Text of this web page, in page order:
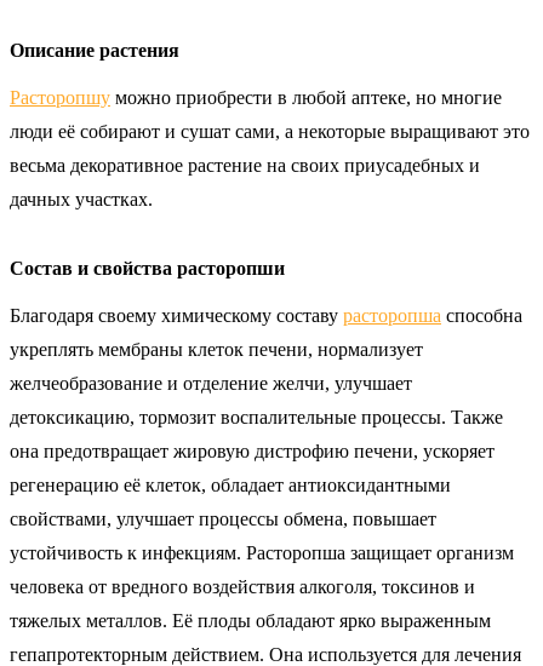
Описание растения
Расторопшу можно приобрести в любой аптеке, но многие
люди её собирают и сушат сами, а некоторые выращивают это
весьма декоративное растение на своих приусадебных и
дачных участках.
Состав и свойства расторопши
Благодаря своему химическому составу расторопша способна
укреплять мембраны клеток печени, нормализует
желчеобразование и отделение желчи, улучшает
детоксикацию, тормозит воспалительные процессы. Также
она предотвращает жировую дистрофию печени, ускоряет
регенерацию её клеток, обладает антиоксидантными
свойствами, улучшает процессы обмена, повышает
устойчивость к инфекциям. Расторопша защищает организм
человека от вредного воздействия алкоголя, токсинов и
тяжелых металлов. Её плоды обладают ярко выраженным
гепапротекторным действием. Она используется для лечения